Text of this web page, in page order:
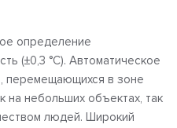
определение
(±0,3 °C). Автоматическое
перемещающихся в зоне
на небольших объектах, так
людей. Широкий